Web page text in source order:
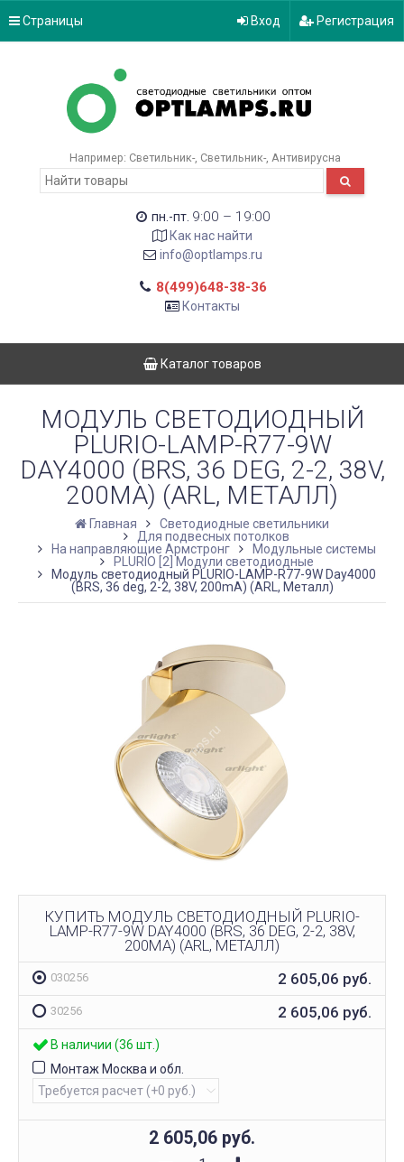
Страницы Вход Регистрация
Например: Светильник- Светильник- Антивирусна
пн.-пт. 9:00 – 19:00
Как нас найти
info@optlamps.ru
8(499)648-38-36
Контакты
Каталог товаров
МОДУЛЬ СВЕТОДИОДНЫЙ
PLURIO-LAMP-R77-9W
DAY4000 (BRS, 36 DEG, 2-2, 38V,
200MA) (ARL, МЕТАЛЛ)
Главная
Светодиодные светильники
Для подвесных потолков
На направляющие Армстронг
Модульные системы
PLURIO [2] Модули светодиодные
Модуль светодиодный PLURIO-LAMP-R77-9W Day4000
(BRS, 36 deg, 2-2, 38V, 200mA) (ARL, Металл)
КУПИТЬ МОДУЛЬ СВЕТОДИОДНЫЙ PLURIO-
LAMP-R77-9W DAY4000 (BRS, 36 DEG, 2-2, 38V,
200MA) (ARL, МЕТАЛЛ)
030256 2 605,06 руб.
30256 2 605,06 руб.
В наличии (36 шт.)
Монтаж Москва и обл.
2 605,06 руб.